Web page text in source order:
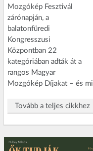
Mozgókép Fesztivál
zárónapján, a
balatonfüredi
Kongresszusi
Központban 22
kategóriában adták át a
rangos Magyar
Mozgókép Díjakat – és
Tovább a teljes cikkhez